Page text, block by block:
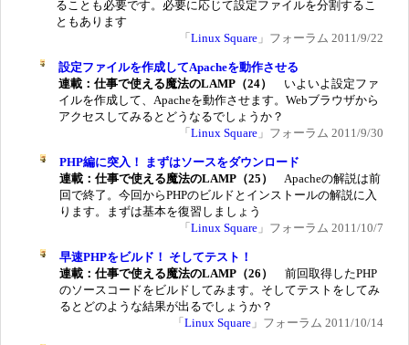
ることも必要です。必要に応じて設定ファイルを分割するこ
ともあります
「 Linux Square 」フォーラム 2011/9/22
設定ファイルを作成してApacheを動作させる
連載：仕事で使える魔法のLAMP（24）
いよいよ設定ファ
イルを作成して、Apacheを動作させます。Webブラウザから
アクセスしてみるとどうなるでしょうか？
「 Linux Square 」フォーラム 2011/9/30
PHP編に突入！ まずはソースをダウンロード
連載：仕事で使える魔法のLAMP（25）
Apacheの解説は前
回で終了。今回からPHPのビルドとインストールの解説に入
ります。まずは基本を復習しましょう
「 Linux Square 」フォーラム 2011/10/7
早速PHPをビルド！ そしてテスト！
連載：仕事で使える魔法のLAMP（26）
前回取得したPHP
のソースコードをビルドしてみます。そしてテストをしてみ
るとどのような結果が出るでしょうか？
「 Linux Square 」フォーラム 2011/10/14